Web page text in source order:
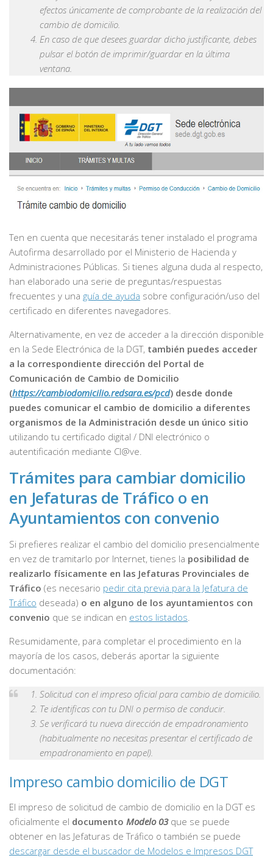
efectos únicamente de comprobante de la realización del
cambio de domicilio.
En caso de que desees guardar dicho justificante, debes
pulsar el botón de imprimir/guardar en la última
ventana.
Ten en cuenta que necesitarás tener instalado el programa
Autofirma desarrollado por el Ministerio de Hacienda y
Administraciones Públicas. Si tienes alguna duda al respecto,
han elaborado una serie de preguntas/respuestas
frecuentes y una guía de ayuda sobre configuración/uso del
certificado en diferentes navegadores.
Alternativamente, en vez de acceder a la dirección disponible
en la Sede Electrónica de la DGT, también puedes acceder
a la correspondiente dirección del Portal de
Comunicación de Cambio de Domicilio
(https://cambiodomicilio.redsara.es/pcd) desde donde
puedes comunicar el cambio de domicilio a diferentes
organismos de la Administración desde un único sitio
utilizando tu certificado digital / DNI electrónico o
autentificación mediante Cl@ve.
Trámites para cambiar domicilio
en Jefaturas de Tráfico o en
Ayuntamientos con convenio
Si prefieres realizar el cambio del domicilio presencialmente
en vez de tramitarlo por Internet, tienes la posibilidad de
realizarlo físicamente en las Jefaturas Provinciales de
Tráfico (es necesario pedir cita previa para la Jefatura de
Tráfico deseada) o en alguno de los ayuntamientos con
convenio que se indican en estos listados.
Resumidamente, para completar el procedimiento en la
mayoría de los casos, deberás aportar la siguiente
documentación:
Solicitud con el impreso oficial para cambio de domicilio.
Te identificas con tu DNI o permiso de conducir.
Se verificará tu nueva dirección de empadronamiento
(habitualmente no necesitas presentar el certificado de
empadronamiento en papel).
Impreso cambio domicilio de DGT
El impreso de solicitud de cambio de domicilio en la DGT es
oficialmente el documento Modelo 03que se puede
obtener en las Jefaturas de Tráfico o también se puede
descargar desde el buscador de Modelos e Impresos DGT